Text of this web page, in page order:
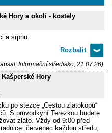
Hory a okolí - kostely
a srpnu.
Informační středisko, 21.07.26)
Kašperské Hory
po stezce „Cestou zlatokopů“
S průvodkyní Terezkou budete
zlato. Vždy od 9:00 před
červenec každou středu,